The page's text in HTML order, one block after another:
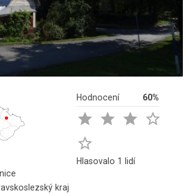
Hodnocení 60%
   

Hlasovalo 1 lidí
kraj